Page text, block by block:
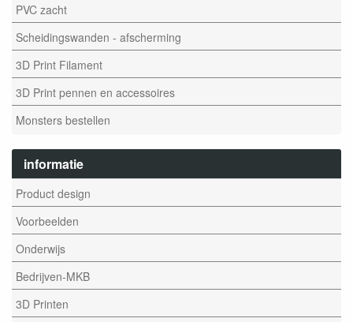
PVC zacht
Scheidingswanden - afscherming
3D Print Filament
3D Print pennen en accessoires
Monsters bestellen
informatie
Product design
Voorbeelden
Onderwijs
Bedrijven-MKB
3D Printen